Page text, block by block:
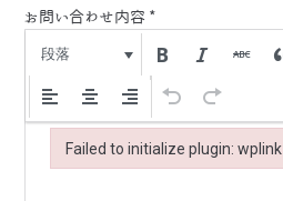
お問い合わせ内容 *
段落
Failed to initialize plugin: wplink
Failed to initialize plugin: wplink